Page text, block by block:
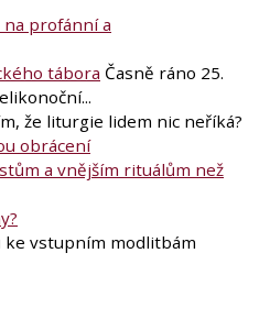
profánní a
tábora Časně ráno 25.
že liturgie lidem nic neříká?
obrácení
a vnějším rituálům než
ke vstupním modlitbám